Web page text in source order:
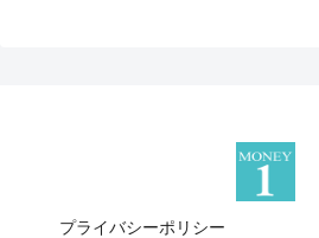
プライバシーポリシー